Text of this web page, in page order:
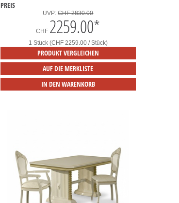
PREIS
UVP:CHF 2830.00
CHF 2259.00*
1 Stück (CHF 2259.00 / Stück)
PRODUKT VERGLEICHEN
AUF DIE MERKLISTE
IN DEN WARENKORB